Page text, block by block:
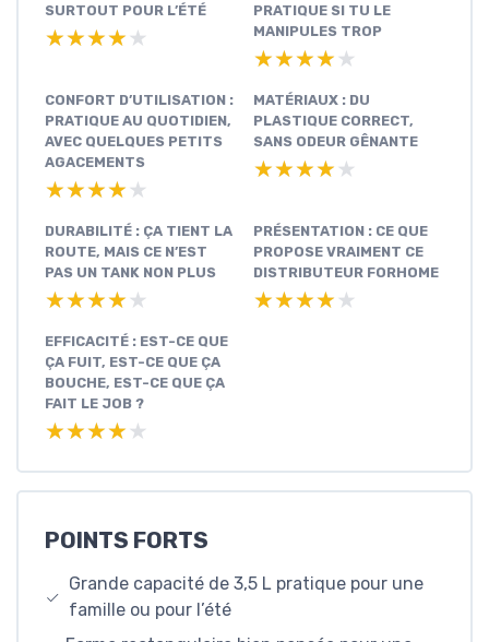
SURTOUT POUR L’ÉTÉ
★★★★★
★★★★★
PRATIQUE SI TU LE
MANIPULES TROP
★★★★★
★★★★★
CONFORT D’UTILISATION :
PRATIQUE AU QUOTIDIEN,
AVEC QUELQUES PETITS
AGACEMENTS
★★★★★
★★★★★
MATÉRIAUX : DU
PLASTIQUE CORRECT,
SANS ODEUR GÊNANTE
★★★★★
★★★★★
DURABILITÉ : ÇA TIENT LA
ROUTE, MAIS CE N’EST
PAS UN TANK NON PLUS
★★★★★
★★★★★
PRÉSENTATION : CE QUE
PROPOSE VRAIMENT CE
DISTRIBUTEUR FORHOME
★★★★★
★★★★★
EFFICACITÉ : EST-CE QUE
ÇA FUIT, EST-CE QUE ÇA
BOUCHE, EST-CE QUE ÇA
FAIT LE JOB ?
★★★★★
★★★★★
POINTS FORTS
Grande capacité de 3,5 L pratique pour une
famille ou pour l’été